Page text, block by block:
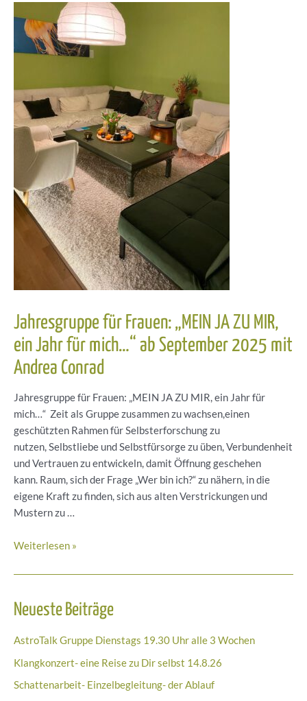
Jahresgruppe für Frauen: „MEIN JA ZU MIR,
ein Jahr für mich…“ ab September 2025 mit
Andrea Conrad
Jahresgruppe für Frauen: „MEIN JA ZU MIR, ein Jahr für
mich…“ Zeit als Gruppe zusammen zu wachsen,einen
geschützten Rahmen für Selbsterforschung zu
nutzen, Selbstliebe und Selbstfürsorge zu üben, Verbundenheit
und Vertrauen zu entwickeln, damit Öffnung geschehen
kann. Raum, sich der Frage „Wer bin ich?“ zu nähern, in die
eigene Kraft zu finden, sich aus alten Verstrickungen und
Mustern zu …
Jahresgruppe
Frauen:
JA
MIR,
ein
Weiterlesen »
Neueste Beiträge
AstroTalk Gruppe Dienstags 19.30 Uhr alle 3 Wochen
Klangkonzert- eine Reise zu Dir selbst 14.8.26
Schattenarbeit- Einzelbegleitung- der Ablauf